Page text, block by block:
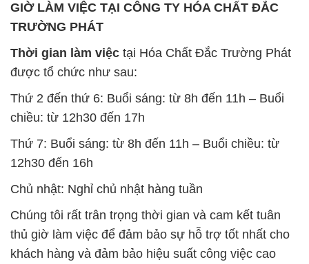
GIỜ LÀM VIỆC TẠI CÔNG TY HÓA CHẤT ĐẮC
TRƯỜNG PHÁT
Thời gian làm việc tại Hóa Chất Đắc Trường Phát
được tổ chức như sau:
Thứ 2 đến thứ 6: Buổi sáng: từ 8h đến 11h – Buổi
chiều: từ 12h30 đến 17h
Thứ 7: Buổi sáng: từ 8h đến 11h – Buổi chiều: từ
12h30 đến 16h
Chủ nhật: Nghỉ chủ nhật hàng tuần
Chúng tôi rất trân trọng thời gian và cam kết tuân
thủ giờ làm việc để đảm bảo sự hỗ trợ tốt nhất cho
khách hàng và đảm bảo hiệu suất công việc cao